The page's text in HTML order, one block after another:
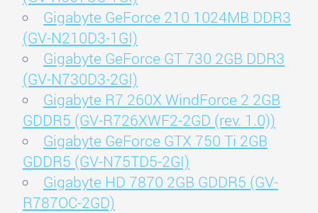
Gigabyte GeForce 210 1024MB DDR3
(GV-N210D3-1GI)
Gigabyte GeForce GT 730 2GB DDR3
(GV-N730D3-2GI)
Gigabyte R7 260X WindForce 2 2GB
GDDR5 (GV-R726XWF2-2GD (rev. 1.0))
Gigabyte GeForce GTX 750 Ti 2GB
GDDR5 (GV-N75TD5-2GI)
Gigabyte HD 7870 2GB GDDR5 (GV-
R787OC-2GD)